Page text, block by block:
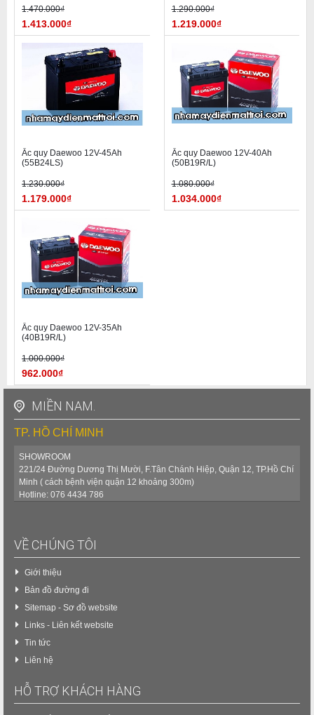
1.470.000₫
1.413.000₫
1.290.000₫
1.219.000₫
Ắc quy Daewoo 12V-45Ah
(55B24LS)
1.230.000₫
1.179.000₫
Ắc quy Daewoo 12V-40Ah
(50B19R/L)
1.080.000₫
1.034.000₫
Ắc quy Daewoo 12V-35Ah
(40B19R/L)
1.000.000₫
962.000₫
MIỀN NAM.
TP. HỒ CHÍ MINH
SHOWROOM
221/24 Đường Dương Thị Mười, F.Tân Chánh Hiệp, Quận 12, TP.Hồ Chí
Minh ( cách bệnh viện quận 12 khoảng 300m)
Hotline: 076 4434 786
VỀ CHÚNG TÔI
Giới thiệu
Bản đồ đường đi
Sitemap - Sơ đồ website
Links - Liên kết website
Tin tức
Liên hệ
HỖ TRỢ KHÁCH HÀNG